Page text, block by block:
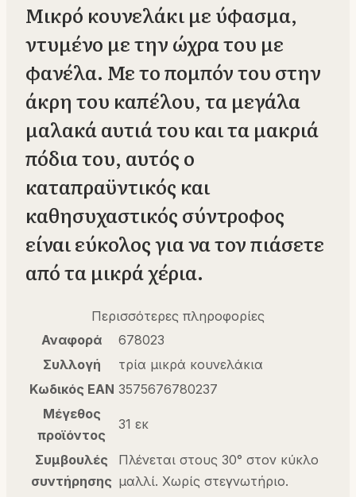
Μικρό κουνελάκι με ύφασμα,
ντυμένο με την ώχρα του με
φανέλα. Με το πομπόν του στην
άκρη του καπέλου, τα μεγάλα
μαλακά αυτιά του και τα μακριά
πόδια του, αυτός ο
καταπραϋντικός και
καθησυχαστικός σύντροφος
είναι εύκολος για να τον πιάσετε
από τα μικρά χέρια.
Περισσότερες πληροφορίες
Αναφορά
678023
Συλλογή
τρία μικρά κουνελάκια
Κωδικός EAN 3575676780237
Μέγεθος
προϊόντος
31 εκ
Συμβουλές
συντήρησης
Πλένεται στους 30° στον κύκλο
μαλλί. Χωρίς στεγνωτήριο.